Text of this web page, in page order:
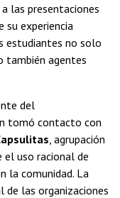
las presentaciones
su experiencia
estudiantes no solo
también agentes
del
tomó contacto con
, agrupación
uso racional de
la comunidad. La
las organizaciones